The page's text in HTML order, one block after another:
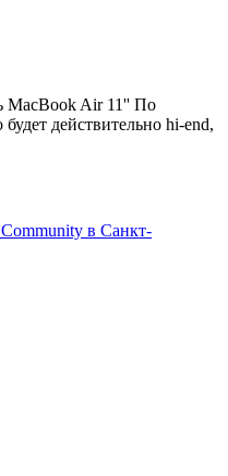
MacBook Air 11'' По
действительно hi-end,
в Санкт-